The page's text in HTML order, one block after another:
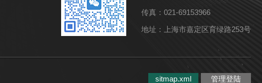
传真：021-69153966
地址：上海市嘉定区育绿路253号
sitmap.xml 管理登陆